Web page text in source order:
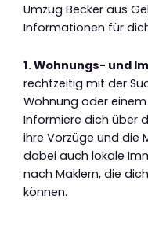
Umzug Becker aus
Informationen für
1. Wohnungs- und
rechtzeitig mit der
Wohnung oder
Informiere dich über
ihre Vorzüge und die
dabei auch lokale
nach Maklern, die
können.